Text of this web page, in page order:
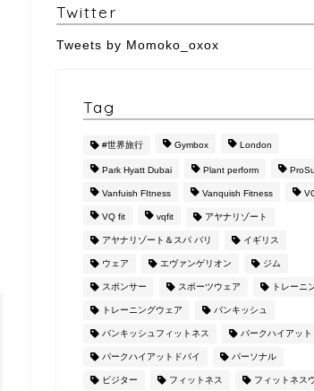
Twitter
Tweets by Momoko_oxox
Tag
#世界旅行 Gymbox London
Park Hyatt Dubai Plant perform
Vanfuish FItness Vanquish Fitness
VQ fit vqfit アヤナリゾート
アヤナリゾート＆スパ バリ イギリス
ウェア エヴァンゲリオン ジム
スポンサー スポーツウェア トレーニ
トレーニングウェア バンキッシュ
バンキッシュフィットネス パークハイアット
パークハイアットドバイ パーソナル
ビジター フィットネス フィットネス